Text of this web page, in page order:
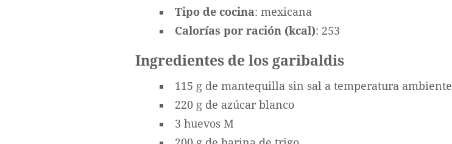
Tipo de cocina: mexicana
Calorías por ración (kcal): 253
Ingredientes de los garibaldis
115 g de mantequilla sin sal a temperatura ambiente
220 g de azúcar blanco
3 huevos M